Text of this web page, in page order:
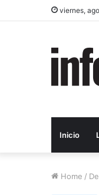
viernes,
Inicio
Home /